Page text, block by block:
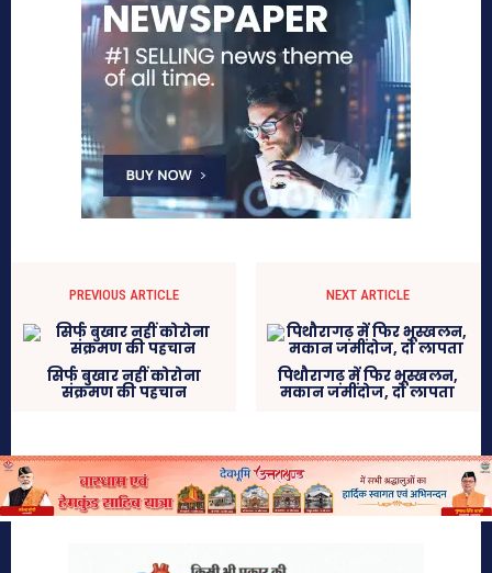
PREVIOUS ARTICLE
सिर्फ बुखार नहीं कोरोना
संक्रमण की पहचान
NEXT ARTICLE
पिथौरागढ़ में फिर भूस्खलन,
मकान जमींदोज, दो लापता